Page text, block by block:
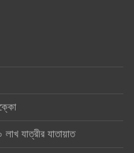
লাখ যাত্রীর যাতায়াত